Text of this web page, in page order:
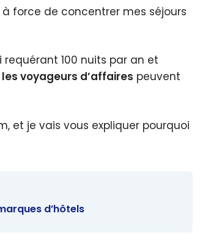
des cookies
force de concentrer mes séjours
100 nuits par an et
les voyageurs d’affaires peuvent
et je vais vous expliquer pourquoi
d’hôtels